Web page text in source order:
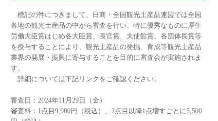
標記の件につきまして、日商・全国観光土産品連盟では全国
各地の観光土産品の中から審査を行い、特に優秀なものに厚生
労働大臣賞はじめ各大臣賞、長官賞、大使館賞、各団体長賞等
を授与することにより、観光土産品の発掘、育成等観光土産品
業界の発展・振興に寄与することを目的に審査会が実施されま
す。
詳細については下記リンクをご確認ください。
審査日：2024年11月29日（金）
審査料：1点目9,900円（税込）、2点目以降1点増すごとに5,500